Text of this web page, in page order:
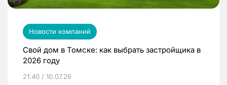
Новости компаний
Свой дом в Томске: как выбрать застройщика в
2026 году
21:40 / 10.07.26